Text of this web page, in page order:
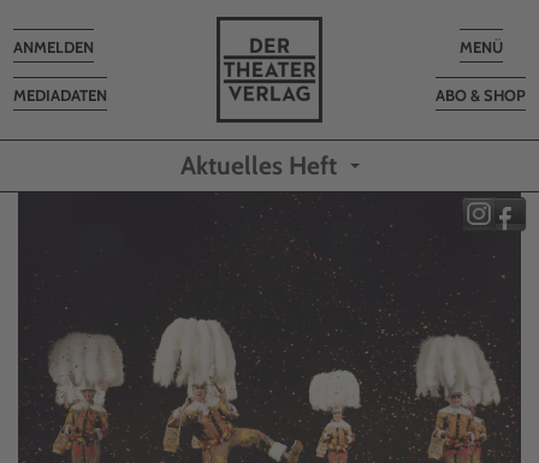
Toggle
MENÜ
ABO & SHOP
MEDIADATEN
Toggle
navigation
ANMELDEN
Aktuelles Heft